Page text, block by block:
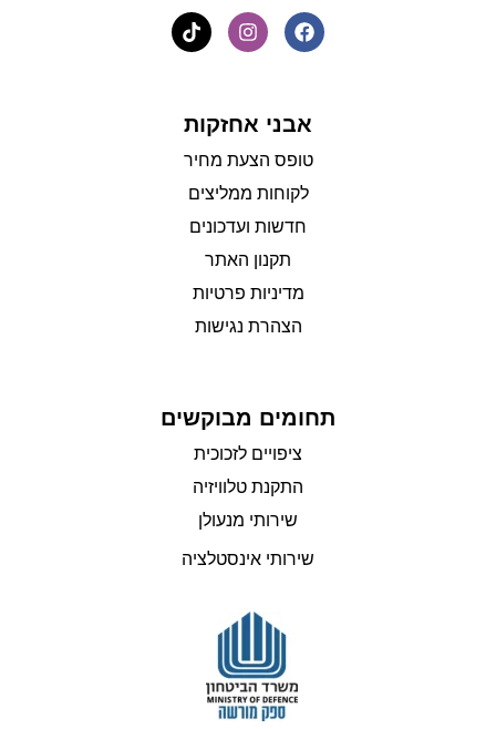
אבני אחזקות
טופס הצעת מחיר
לקוחות ממליצים
חדשות ועדכונים
תקנון האתר
מדיניות פרטיות
הצהרת נגישות
תחומים מבוקשים
ציפויים לזכוכית
התקנת טלוויזיה
שירותי מנעולן
שירותי אינסטלציה